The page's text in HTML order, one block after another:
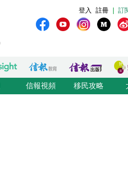
訂
註冊
登入
信報視頻 移民攻略